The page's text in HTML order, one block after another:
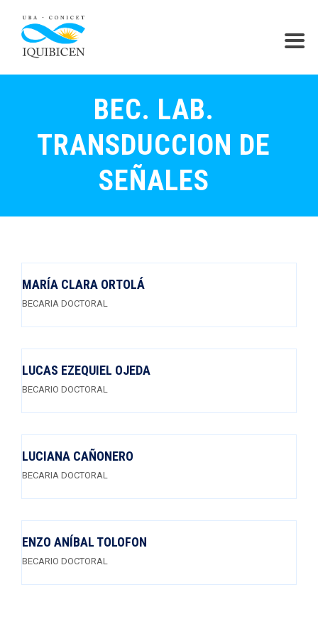
BEC. LAB.
TRANSDUCCION DE
SEÑALES
MARÍA CLARA ORTOLÁ
BECARIA DOCTORAL
LUCAS EZEQUIEL OJEDA
BECARIO DOCTORAL
LUCIANA CAÑONERO
BECARIA DOCTORAL
ENZO ANÍBAL TOLOFON
BECARIO DOCTORAL